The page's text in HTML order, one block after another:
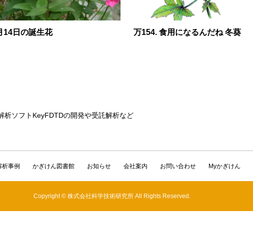
14日の誕生花 万154. 食用になるんだね 冬葵
析ソフトKeyFDTDの開発や受託解析など
事例 かぎけん図書館 お知らせ 会社案内 お問い合わせ Myかぎけん
Copyright © 株式会社科学技術研究所 All Rights Reserved.